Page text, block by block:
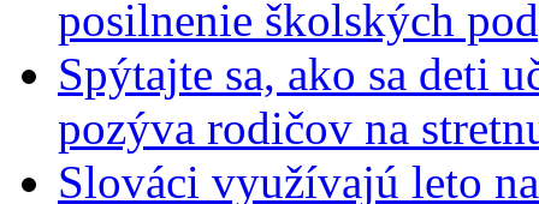
posilnenie školských
Spýtajte sa, ako sa deti
pozýva rodičov na
Slováci využívajú leto